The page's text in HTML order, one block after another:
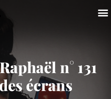
n° 131
écrans